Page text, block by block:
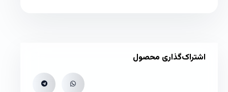
اشتراک‌گذاری محصول